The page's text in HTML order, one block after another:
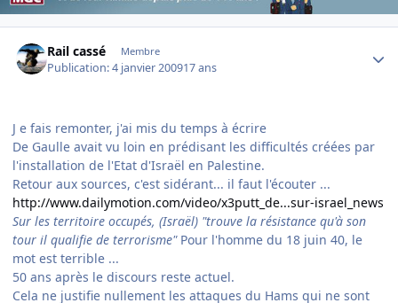
Rail cassé Membre
Publication:4 janvier 200917 ans
J e fais remonter, j'ai mis du temps à écrire
De Gaulle avait vu loin en prédisant les difficultés créées par
l'installation de l'Etat d'Israël en Palestine.
Retour aux sources, c'est sidérant... il faut l'écouter ...
http://www.dailymotion.com/video/x3putt_de...sur-israel_news
Sur les territoire occupés, (Israël) "trouve la résistance qu'à son
tour il qualifie de terrorisme"Pour l'homme du 18 juin 40, le
mot est terrible ...
50 ans après le discours reste actuel.
Cela ne justifie nullement les attaques du Hams qui ne sont